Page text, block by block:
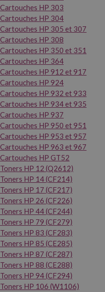
Cartouches HP 303
Cartouches HP 304
Cartouches HP 305 et 307
Cartouches HP 308
Cartouches HP 350 et 351
Cartouches HP 364
Cartouches HP 912 et 917
Cartouches HP 924
Cartouches HP 932 et 933
Cartouches HP 934 et 935
Cartouches HP 937
Cartouches HP 950 et 951
Cartouches HP 953 et 957
Cartouches HP 963 et 967
Cartouches HP GT52
Toners HP 12 (Q2612)
Toners HP 14 (CF214)
Toners HP 17 (CF217)
Toners HP 26 (CF226)
Toners HP 44 (CF244)
Toners HP 79 (CF279)
Toners HP 83 (CF283)
Toners HP 85 (CE285)
Toners HP 87 (CF287)
Toners HP 88 (CE288)
Toners HP 94 (CF294)
Toners HP 106 (W1106)